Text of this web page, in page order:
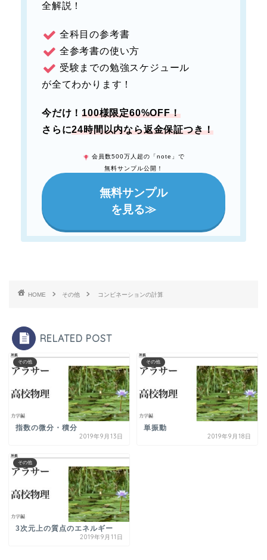
全解説！
全科目の参考書
全参考書の使い方
受験までの勉強スケジュール
が全てわかります！
今だけ！100様限定60%OFF！
さらに24時間以内なら返金保証つき！
会員数500万人超の「note」で
無料サンプル公開！
無料サンプル
を見る≫
HOME その他 コンビネーションの計算
RELATED POST
その他
指数の微分・積分
2019年9月13日
その他
単振動
2019年9月18日
その他
3次元上の質点のエネルギー
2019年9月11日